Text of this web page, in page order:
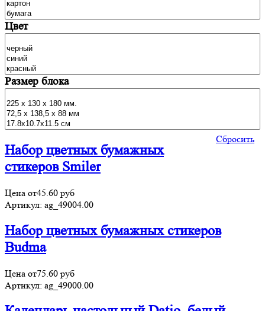
Цвет
Размер блока
Сбросить
Набор цветных бумажных
стикеров Smiler
Цена от45.60 руб
Артикул: ag_49004.00
Набор цветных бумажных стикеров
Budma
Цена от75.60 руб
Артикул: ag_49000.00